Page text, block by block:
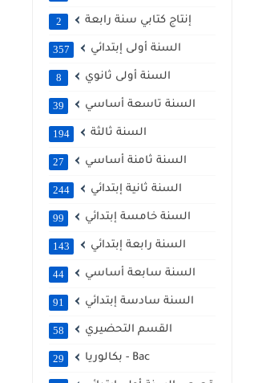
إنتاج كتابي سنة رابعة 2
السنة أولى إبتدائي 357
السنة أولى ثانوي 8
السنة تاسعة أساسي 39
السنة ثالثة 194
السنة ثامنة أساسي 27
السنة ثانية إبتدائي 244
السنة خامسة إبتدائي 99
السنة رابعة إبتدائي 143
السنة سابعة أساسي 44
السنة سادسة إبتدائي 91
القسم التحضيري 58
بكالوريا - Bac 29